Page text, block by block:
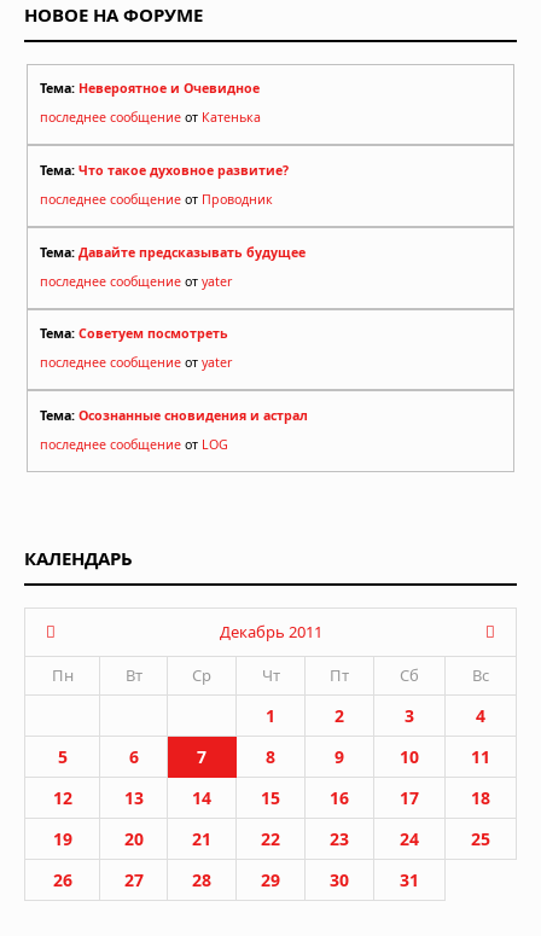
Обнаружено медное острие копья
возрастом до 6000 лет с передовой
технологией металлообработки
08.08.2026 в 08:00
НОВОЕ НА ФОРУМЕ
Тема: Невероятное и Очевидное
последнее сообщение от Катенька
Тема: Что такое духовное развитие?
последнее сообщение от Проводник
Тема: Давайте предсказывать будущее
последнее сообщение от yater
Тема: Советуем посмотреть
последнее сообщение от yater
Тема: Осознанные сновидения и астрал
последнее сообщение от LOG
КАЛЕНДАРЬ
Декабрь 2011
Пн
Вт Ср Чт Пт Сб Вс
1 2 3
4
5
6 7 8 9 10
11
12
13 14 15 16 17
18
19
20 21 22 23 24
25
26
27 28 29 30 31